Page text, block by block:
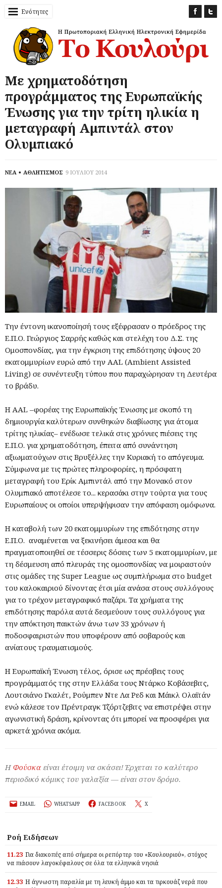
Ενότητες
Με χρηματοδότηση
προγράμματος της Ευρωπαϊκής
Ένωσης για την τρίτη ηλικία η
μεταγραφή Αμπιντάλ στον
Ολυμπιακό
ΝΕΑ ΑΘΛΗΤΙΣΜΟΣ 9 ΙΟΥΛΙΟΥ 2014
Την έντονη ικανοποίησή τους εξέφρασαν ο πρόεδρος της
Ε.Π.Ο. Γεώργιος Σαρρής καθώς και στελέχη του Δ.Σ. της
Ομοσπονδίας, για την έγκριση της επιδότησης ύψους 20
εκατομμυρίων ευρώ από την AAL (Ambient Assisted
Living) σε συνέντευξη τύπου που παραχώρησαν τη Δευτέρα
το βράδυ.
Η AΑL –φορέας της Ευρωπαϊκής Ένωσης με σκοπό τη
δημιουργία καλύτερων συνθηκών διαβίωσης για άτομα
τρίτης ηλικίας– ενέδωσε τελικά στις χρόνιες πιέσεις της
Ε.Π.Ο. για χρηματοδότηση, έπειτα από συνάντηση
αξιωματούχων στις Βρυξέλλες την Κυριακή το απόγευμα.
Σύμφωνα με τις πρώτες πληροφορίες, η πρόσφατη
μεταγραφή του Ερίκ Αμπιντάλ από την Μονακό στον
Ολυμπιακό αποτέλεσε το... κερασάκι στην τούρτα για τους
Ευρωπαίους οι οποίοι υπερψήφισαν την απόφαση ομόφωνα.
Η καταβολή των 20 εκατομμυρίων της επιδότησης στην
Ε.Π.Ο. αναμένεται να ξεκινήσει άμεσα και θα
πραγματοποιηθεί σε τέσσερις δόσεις των 5 εκατομμυρίων, με
τη δέσμευση από πλευράς της ομοσπονδίας να μοιραστούν
στις ομάδες της Super League ως συμπλήρωμα στο budget
του καλοκαιριού δίνοντας έτσι μία ανάσα στους συλλόγους
για το τρέχον μεταγραφικό παζάρι. Τα χρήματα της
επιδότησης παρόλα αυτά δεσμεύουν τους συλλόγους για
την απόκτηση παικτών άνω των 33 χρόνων ή
ποδοσφαιριστών που υποφέρουν από σοβαρούς και
ανίατους τραυματισμούς.
Η Ευρωπαϊκή Ένωση τέλος, όρισε ως πρέσβεις τους
προγράμματός της στην Ελλάδα τους Ντάρκο Κοβάσεβιτς,
Λουτσιάνο Γκαλέτ, Ρούμπεν Ντε Λα Ρεδ και Μάικλ Ολαϊτάν
ενώ κάλεσε τον Πρέντραγκ Τζόρτζεβιτς να επιστρέψει στην
αγωνιστική δράση, κρίνοντας ότι μπορεί να προσφέρει για
αρκετά χρόνια ακόμα.
Η Φούσκα είναι έτοιμη να σκάσει! Έρχεται το καλύτερο
περιοδικό κόμικς του γαλαξία — είναι στον δρόμο.
EMAIL WHATSAPP FACEBOOK X
Ροή Ειδήσεων
11.23 Για διακοπές από σήμερα οι ρεπόρτερ του «Κουλουριού», στόχος
να πιάσουν λαγοκέφαλους σε όλα τα ελληνικά νησιά
12.33 Η άγνωστη παραλία με τη λευκή άμμο και τα τιρκουάζ νερά που